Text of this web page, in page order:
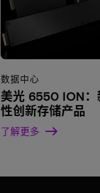
数据中心
美光 6550 ION：
性创新存储产品
了解更多